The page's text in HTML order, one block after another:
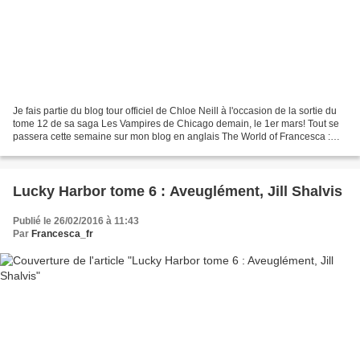
Je fais partie du blog tour officiel de Chloe Neill à l'occasion de la sortie du
tome 12 de sa saga Les Vampires de Chicago demain, le 1er mars! Tout se
passera cette semaine sur mon blog en anglais The World of Francesca :
Lucky Harbor tome 6 : Aveuglément, Jill Shalvis
Publié le 26/02/2016 à 11:43
Par Francesca_fr